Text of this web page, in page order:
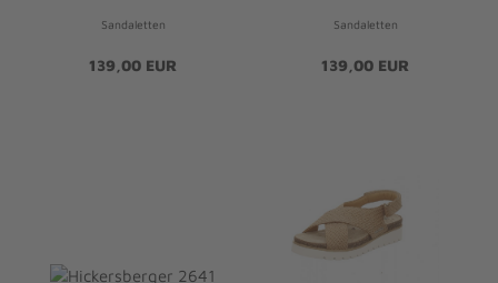
Sandaletten
139,00 EUR
Sandaletten
139,00 EUR